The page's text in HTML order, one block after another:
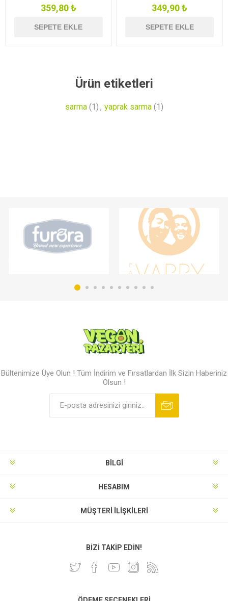
359,80 ₺
SEPETE EKLE
349,90 ₺
SEPETE EKLE
Ürün etiketleri
sarma (1) , yaprak sarma (1)
Bültenimize Üye Olun ! Tüm İndirim ve Fırsatlardan İlk Sizin Haberiniz
Olsun !
BILGI
HESABIM
MÜŞTERI İLIŞKILERI
BIZI TAKIP EDIN!